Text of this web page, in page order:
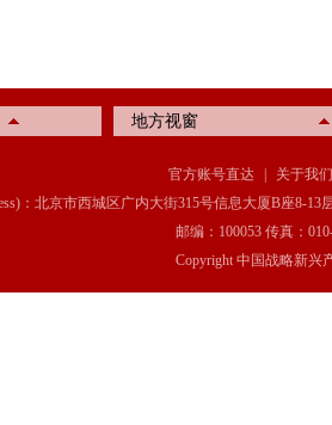
地方视窗
官方账号直达
关于我们
：北京市西城区广内大街315号信息大厦B座8-13
邮编：100053 传真：
Copyright 中国战略新兴